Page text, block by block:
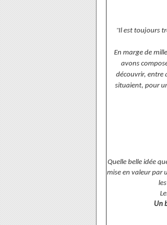
"Il est toujours
En marge de
avons
découvrir, entre
situaient, pour
Quelle belle idée
mise en valeur par
Un